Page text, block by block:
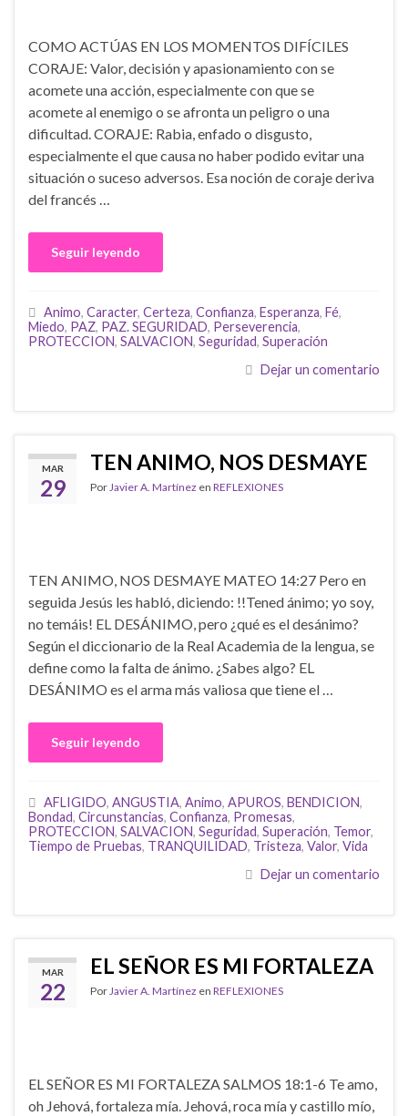
COMO ACTÚAS EN LOS MOMENTOS DIFÍCILES
CORAJE: Valor, decisión y apasionamiento con se
acomete una acción, especialmente con que se
acomete al enemigo o se afronta un peligro o una
dificultad. CORAJE: Rabia, enfado o disgusto,
especialmente el que causa no haber podido evitar una
situación o suceso adversos. Esa noción de coraje deriva
del francés …
Seguir leyendo
Animo, Caracter, Certeza, Confianza, Esperanza, Fé,
Miedo, PAZ, PAZ. SEGURIDAD, Perseverencia,
PROTECCION, SALVACION, Seguridad, Superación
Dejar un comentario
MAR
29
TEN ANIMO, NOS DESMAYE
Por Javier A. Martínez en REFLEXIONES
TEN ANIMO, NOS DESMAYE MATEO 14:27 Pero en
seguida Jesús les habló, diciendo: !!Tened ánimo; yo soy,
no temáis! EL DESÁNIMO, pero ¿qué es el desánimo?
Según el diccionario de la Real Academia de la lengua, se
define como la falta de ánimo. ¿Sabes algo? EL
DESÁNIMO es el arma más valiosa que tiene el …
Seguir leyendo
AFLIGIDO, ANGUSTIA, Animo, APUROS, BENDICION,
Bondad, Circunstancias, Confianza, Promesas,
PROTECCION, SALVACION, Seguridad, Superación, Temor,
Tiempo de Pruebas, TRANQUILIDAD, Tristeza, Valor, Vida
Dejar un comentario
MAR
22
EL SEÑOR ES MI FORTALEZA
PorJavier A. Martínez en REFLEXIONES
EL SEÑOR ES MI FORTALEZA SALMOS 18:1-6 Te amo,
oh Jehová, fortaleza mía. Jehová, roca mía y castillo mío,